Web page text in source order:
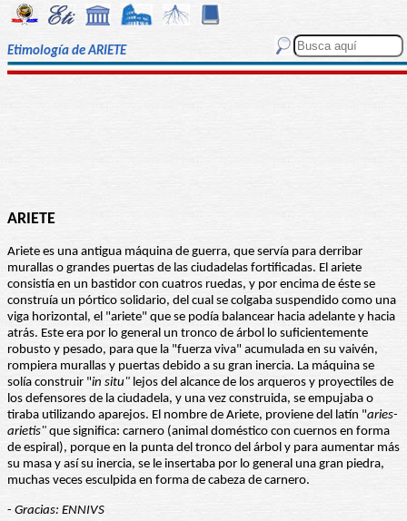
Etimología de ARIETE
ARIETE
Ariete es una antigua máquina de guerra, que servía para derribar
murallas o grandes puertas de las ciudadelas fortificadas. El ariete
consistía en un bastidor con cuatros ruedas, y por encima de éste se
construía un pórtico solidario, del cual se colgaba suspendido como una
viga horizontal, el "ariete" que se podía balancear hacia adelante y hacia
atrás. Este era por lo general un tronco de árbol lo suficientemente
robusto y pesado, para que la "fuerza viva" acumulada en su vaivén,
rompiera murallas y puertas debido a su gran inercia. La máquina se
solía construir "in situ" lejos del alcance de los arqueros y proyectiles de
los defensores de la ciudadela, y una vez construida, se empujaba o
tiraba utilizando aparejos. El nombre de Ariete, proviene del latín "aries-
arietis" que significa: carnero (animal doméstico con cuernos en forma
de espiral), porque en la punta del tronco del árbol y para aumentar más
su masa y así su inercia, se le insertaba por lo general una gran piedra,
muchas veces esculpida en forma de cabeza de carnero.
- Gracias: ENNIVS